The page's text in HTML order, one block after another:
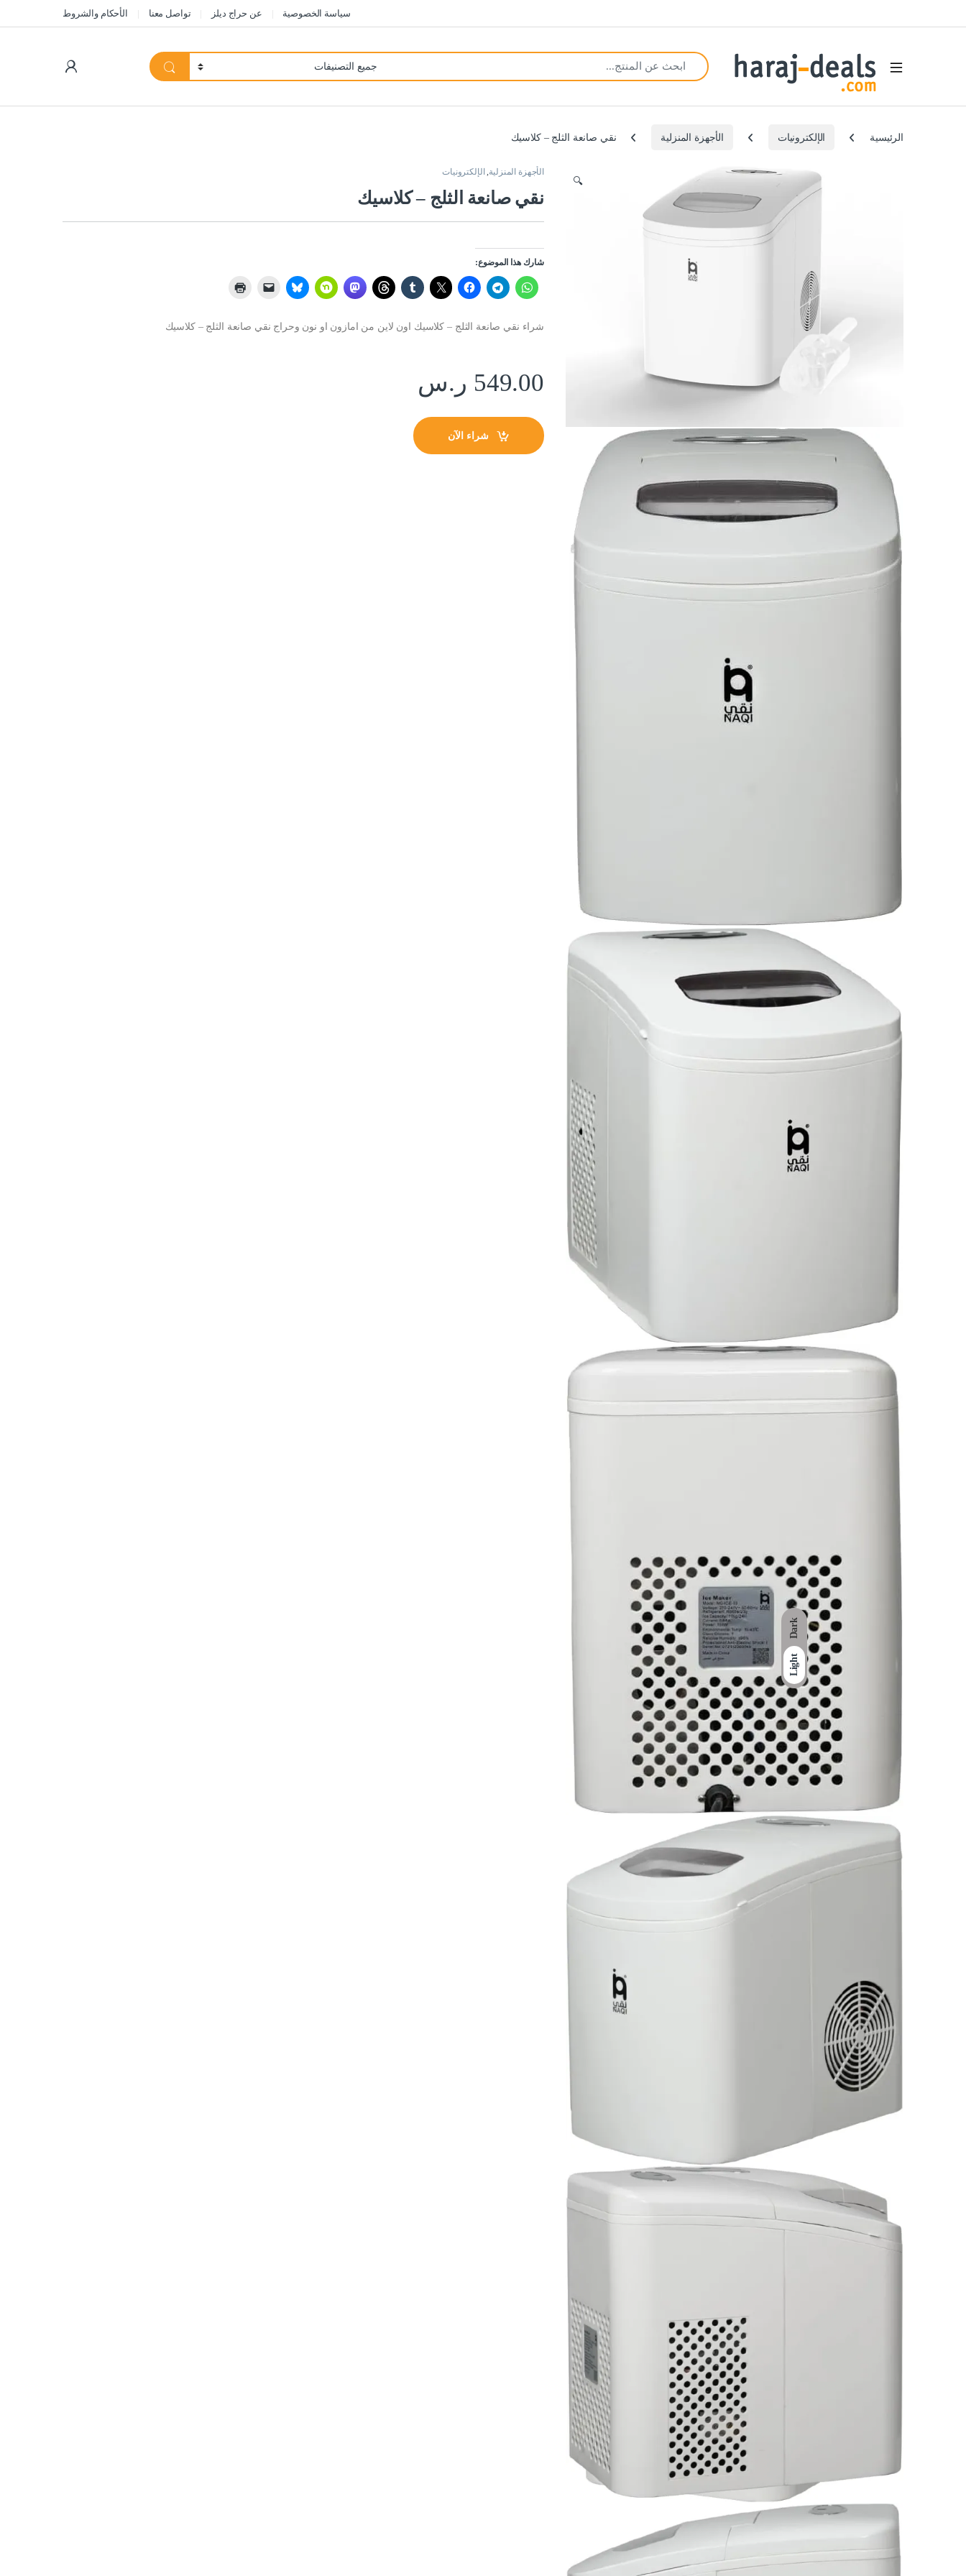
Dark
Light
سياسة الخصوصية عن حراج ديلز تواصل معنا الأحكام والشروط
Open
Search for:
الرئيسية الإلكترونيات الأجهزة المنزلية نقي صانعة الثلج – كلاسيك
🔍
الأجهزة المنزلية, الإلكترونيات
نقي صانعة الثلج – كلاسيك
شارك هذا الموضوع:
شراء نقي صانعة الثلج – كلاسيك اون لاين من امازون او نون وحراج نقي صانعة الثلج – كلاسيك
549.00 ر.س
شراء الآن